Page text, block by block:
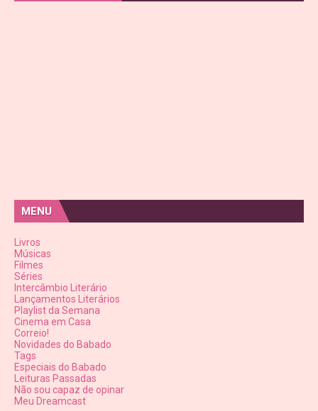
MENU
Livros
Músicas
Filmes
Séries
Intercâmbio Literário
Lançamentos Literários
Playlist da Semana
Cinema em Casa
Correio!
Novidades do Babado
Tags
Especiais do Babado
Leituras Passadas
Não sou capaz de opinar
Meu Dreamcast